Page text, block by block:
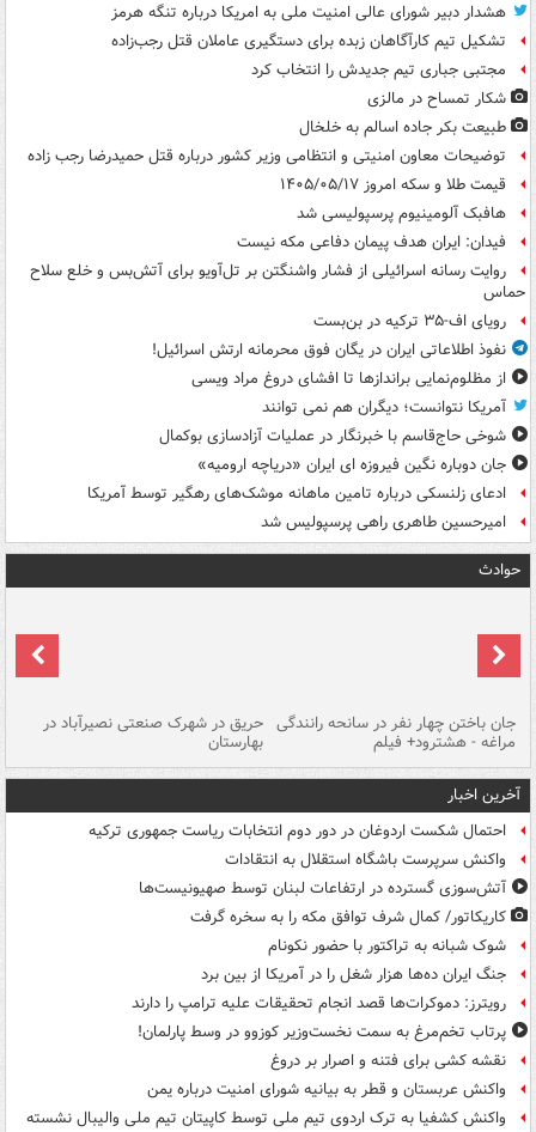
هشدار دبیر شورای عالی امنیت ملی به امریکا درباره تنگه هرمز
تشکیل تیم کارآگاهان زبده برای دستگیری عاملان قتل رجب‌زاده
مجتبی جباری تیم جدیدش را انتخاب کرد
شکار تمساح در مالزی
طبیعت بکر جاده اسالم به خلخال
توضیحات معاون امنیتی و انتظامی وزیر کشور درباره قتل حمیدرضا رجب زاده
قیمت طلا و سکه امروز ۱۴۰۵/۰۵/۱۷
هافبک آلومینیوم پرسپولیسی شد
فیدان: ایران هدف پیمان دفاعی مکه نیست
روایت رسانه اسرائیلی از فشار واشنگتن بر تل‌آویو برای آتش‌بس و خلع سلاح
حماس
رویای اف-۳۵ ترکیه در بن‌بست
نفوذ اطلاعاتی ایران در یگان فوق محرمانه ارتش اسرائیل!
از مظلوم‌نمایی براندازها تا افشای دروغ مراد ویسی
آمریکا نتوانست؛ دیگران هم نمی توانند
شوخی حاج‌قاسم با خبرنگار در عملیات آزادسازی بوکمال
جان دوباره نگین فیروزه ای ایران «دریاچه ارومیه»
ادعای زلنسکی درباره تامین ماهانه موشک‌های رهگیر توسط آمریکا
امیرحسین طاهری راهی پرسپولیس شد
حوادث
جان باختن چهار نفر در سانحه رانندگی
مراغه - هشترود+ فیلم
حریق در شهرک صنعتی نصیرآباد در
بهارستان
آخرین اخبار
احتمال شکست اردوغان در دور دوم انتخابات ریاست جمهوری ترکیه
واکنش سرپرست باشگاه استقلال به انتقادات
آتش‌سوزی گسترده در ارتفاعات لبنان توسط صهیونیست‌ها
کاریکاتور/ کمال شرف توافق مکه را به سخره گرفت
شوک شبانه به تراکتور با حضور نکونام
جنگ ایران ده‌ها هزار شغل را در آمریکا از بین برد
رویترز: دموکرات‌ها قصد انجام تحقیقات علیه ترامپ را دارند
پرتاب تخم‌مرغ به سمت نخست‌وزیر کوزوو در وسط پارلمان!
نقشه کشی برای فتنه و اصرار بر دروغ
واکنش عربستان و قطر به بیانیه شورای امنیت درباره یمن
واکنش کشفیا به ترک اردوی تیم ملی توسط کاپیتان تیم ملی والیبال نشسته